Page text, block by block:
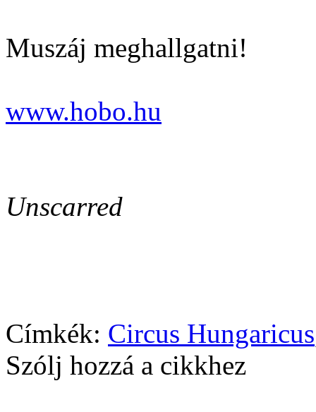
Muszáj meghallgatni!
www.hobo.hu
Unscarred
Címkék: Circus Hungaricus
Szólj hozzá a cikkhez